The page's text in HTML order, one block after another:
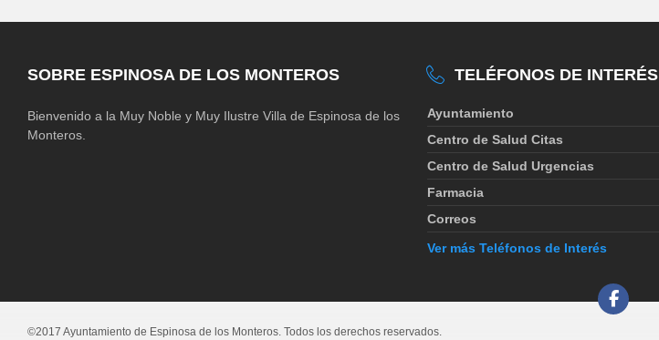
SOBRE ESPINOSA DE LOS MONTEROS
Bienvenido a la Muy Noble y Muy Ilustre Villa de Espinosa de los
Monteros.
TELÉFONOS DE INTERÉS
Ayuntamiento
Centro de Salud Citas
Centro de Salud Urgencias
Farmacia
Correos
Ver más Teléfonos de Interés
©2017 Ayuntamiento de Espinosa de los Monteros. Todos los derechos reservados.